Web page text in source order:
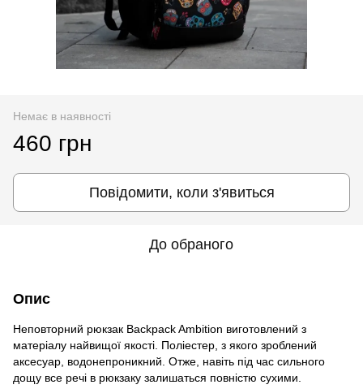
Немає в наявності
460 грн
Повідомити, коли з'явиться
До обраного
Опис
Неповторний рюкзак Backpack Ambition виготовлений з
матеріалу найвищої якості. Поліестер, з якого зроблений
аксесуар, водонепроникний. Отже, навіть під час сильного
дощу все речі в рюкзаку залишаться повністю сухими.